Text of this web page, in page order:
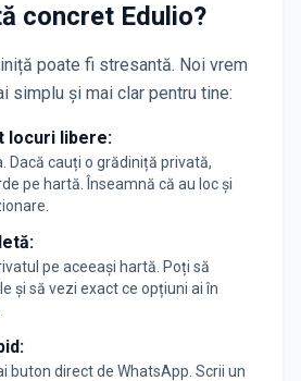
concret Edulio?
poate fi stresantă. Noi vrem
simplu și mai clar pentru tine:
locuri libere:
Dacă cauți o grădiniță privată,
pe hartă. Înseamnă că au loc și
pe aceeași hartă. Poți să
și să vezi exact ce opțiuni ai în
buton direct de WhatsApp. Scrii un